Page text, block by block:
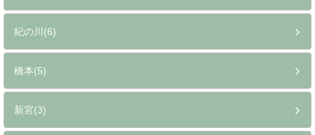
紀の川(6)
橋本(5)
新宮(3)